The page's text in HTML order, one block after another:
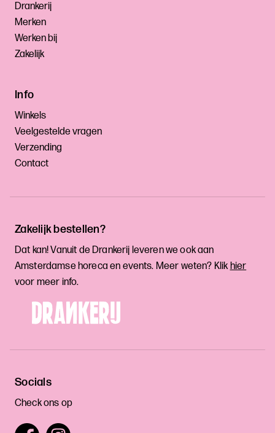
Zakelijk bestellen?
Dat kan! Vanuit de Drankerij leveren we ook aan
Amsterdamse horeca en events. Meer weten? Klikhier
voor meer info.
Socials
Check ons op
Drankerij
Merken
Werken bij
Zakelijk
Info
Winkels
Veelgestelde vragen
Verzending
Contact